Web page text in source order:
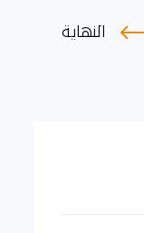
النهاية